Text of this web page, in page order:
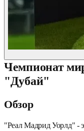
Чемпионат
"Дубай"
Обзор
"Реал Мадрид Уорлд" -